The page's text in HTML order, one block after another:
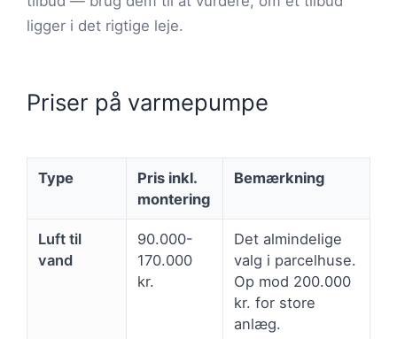
ligger i det rigtige leje.
Priser på varmepumpe
Type
Pris inkl.
montering
Bemærkning
Luft til
vand
90.000-
170.000
kr.
Det almindelige
valg i parcelhuse.
Op mod 200.000
kr. for store
anlæg.